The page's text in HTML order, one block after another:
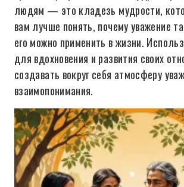
людям — это кладезь мудрости,
вам лучше понять, почему уважение
его можно применить в жизни.
для вдохновения и развития своих
создавать вокруг себя атмосферу
взаимопонимания.